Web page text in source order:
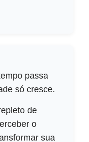
passa
só cresce.
de
o
sua